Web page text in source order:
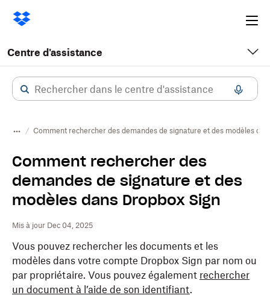
Centre d'assistance
Comment rechercher des demandes de signature et des modèles
Comment rechercher des
demandes de signature et des
modèles dans Dropbox Sign
Mis à jour Dec 04, 2025
Vous pouvez rechercher les documents et les
modèles dans votre compte Dropbox Sign par nom ou
par propriétaire. Vous pouvez également rechercher
un document à l’aide de son identifiant.